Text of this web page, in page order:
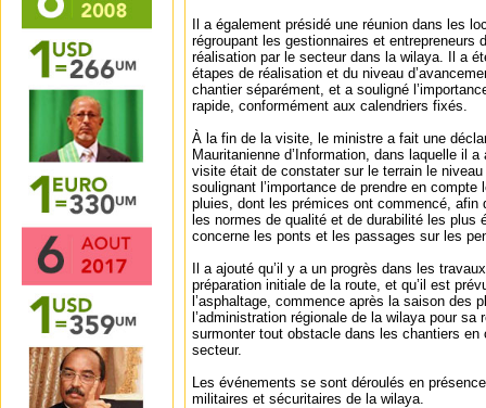
Il a également présidé une réunion dans les
régroupant les gestionnaires et entrepreneurs
réalisation par le secteur dans la wilaya. Il a
étapes de réalisation et du niveau
chantier séparément, et a souligné
rapide, conformément aux calendriers fixés.
À la fin de la visite, le ministre a fait une
Mauritanienne d’Information, dans laquelle il
visite était de constater sur le terrain le
soulignant l’importance de prendre en
pluies, dont les prémices ont commencé, afin
les normes de qualité et de durabilité les plus
concerne les ponts et les passages sur les
Il a ajouté qu’il y a un progrès dans les
préparation initiale de la route, et qu’il est
l’asphaltage, commence après la saison des
l’administration régionale de la wilaya pour sa
surmonter tout obstacle dans les chantiers en
secteur.
Les événements se sont déroulés en
militaires et sécuritaires de la wilaya.